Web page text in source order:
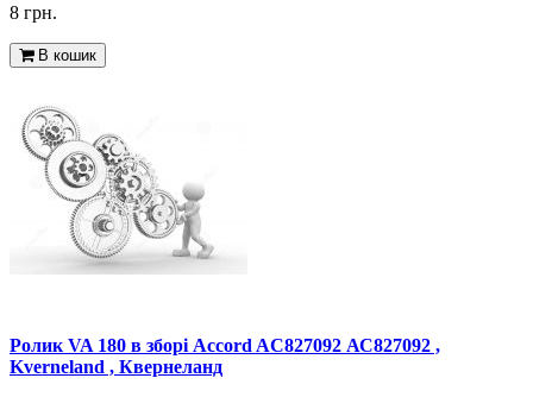
8 грн.
В кошик
Ролик VA 180 в зборі Accord AC827092 АС827092 ,
Kverneland , Квернеланд